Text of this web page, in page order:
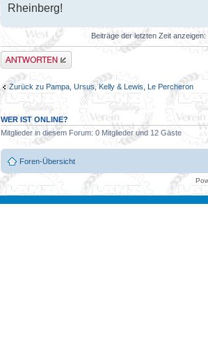
Rheinberg!
Beiträge der letzten Zeit anzeigen:
Antwort erstellen
Zurück zu Pampa, Ursus, Kelly & Lewis, Le Percheron
WER IST ONLINE?
Mitglieder in diesem Forum: 0 Mitglieder und 12 Gäste
Foren-Übersicht